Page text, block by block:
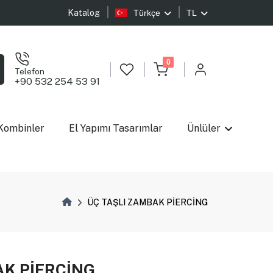
Katalog Türkçe TL
Telefon
+90 532 254 53 91
0
El Yapımı Tasarımlar Ünlüler
ÜÇ TAŞLI ZAMBAK PİERCİNG